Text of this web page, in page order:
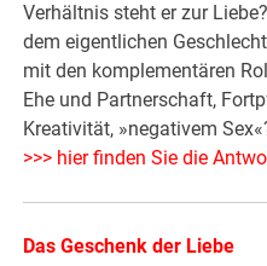
Verhältnis steht er zur
dem eigentlichen
mit den komplementären
Ehe und Partnerschaft,
Kreativität, »negativem
>>> hier finden Sie die
Das Geschenk der Liebe